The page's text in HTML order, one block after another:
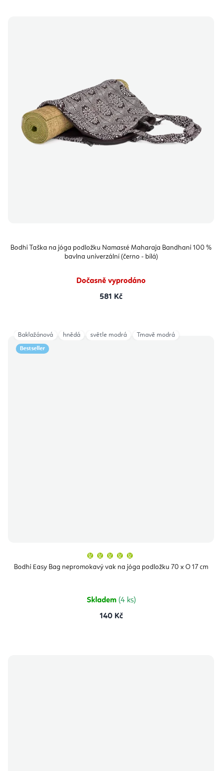
Bodhi Taška na jóga podložku Namasté Maharaja Bandhani 100 %
bavlna univerzální (černo - bílá)
Dočasně vyprodáno
581 Kč
Bestseller
Bodhi Easy Bag nepromokavý vak na jóga podložku 70 x O 17 cm
produktu
je
hvězdiček.
Skladem (4 ks)
140 Kč
Baklažánová hnědá světle modrá Tmavě modrá